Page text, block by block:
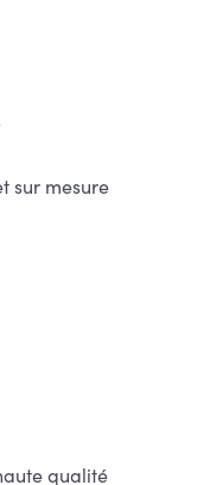
sur mesure
qualité